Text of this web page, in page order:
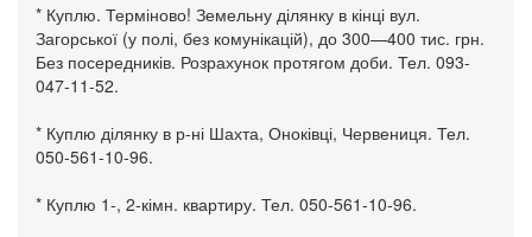
* Куплю. Терміново! Земельну ділянку в кінці вул.
Загорської (у полі, без комунікацій), до 300—400 тис. грн.
Без посередників. Розрахунок протягом доби. Тел. 093-
047-11-52.
* Куплю ділянку в р-ні Шахта, Оноківці, Червениця. Тел.
050-561-10-96.
* Куплю 1-, 2-кімн. квартиру. Тел. 050-561-10-96.